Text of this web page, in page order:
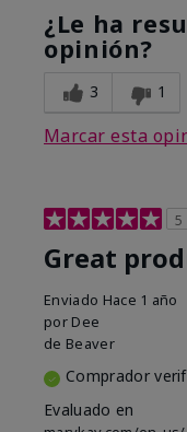
¿Le ha
opinión?
3 1
Marcar esta
5
Great
Enviado Hace 1 año
por Dee
de Beaver
Comprador
Evaluado en